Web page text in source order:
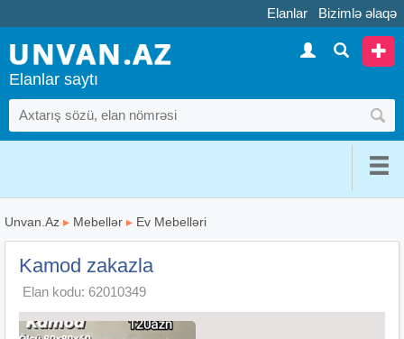
Elanlar Bizimlə əlaqə
Elanlar saytı
Unvan.Az ▸ Mebellər ▸ Ev Mebelləri
Kamod zakazla
Elan kodu: 62010349